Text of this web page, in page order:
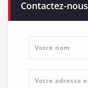
Contactez-nous